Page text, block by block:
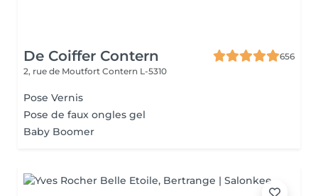
De Coiffer Contern
656
2, rue de Moutfort Contern L-5310
Pose Vernis
Pose de faux ongles gel
Baby Boomer